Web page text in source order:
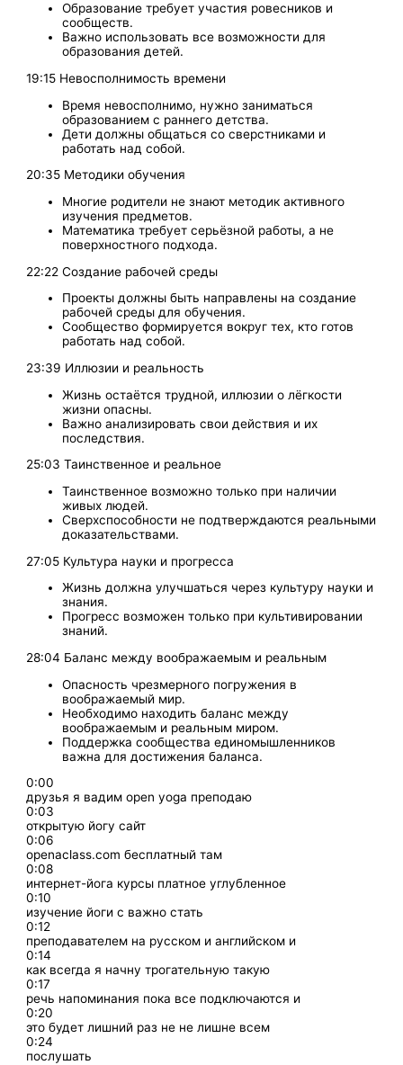
Образование требует участия ровесников и
сообществ.
Важно использовать все возможности для
образования детей.
19:15 Невосполнимость времени
Время невосполнимо, нужно заниматься
образованием с раннего детства.
Дети должны общаться со сверстниками и
работать над собой.
20:35 Методики обучения
Многие родители не знают методик активного
изучения предметов.
Математика требует серьёзной работы, а не
поверхностного подхода.
22:22 Создание рабочей среды
Проекты должны быть направлены на создание
рабочей среды для обучения.
Сообщество формируется вокруг тех, кто готов
работать над собой.
23:39 Иллюзии и реальность
Жизнь остаётся трудной, иллюзии о лёгкости
жизни опасны.
Важно анализировать свои действия и их
последствия.
25:03 Таинственное и реальное
Таинственное возможно только при наличии
живых людей.
Сверхспособности не подтверждаются реальными
доказательствами.
27:05 Культура науки и прогресса
Жизнь должна улучшаться через культуру науки и
знания.
Прогресс возможен только при культивировании
знаний.
28:04 Баланс между воображаемым и реальным
Опасность чрезмерного погружения в
воображаемый мир.
Необходимо находить баланс между
воображаемым и реальным миром.
Поддержка сообщества единомышленников
важна для достижения баланса.
0:00
друзья я вадим open yoga преподаю
0:03
открытую йогу сайт
0:06
openaclass.com бесплатный там
0:08
интернет-йога курсы платное углубленное
0:10
изучение йоги с важно стать
0:12
преподавателем на русском и английском и
0:14
как всегда я начну трогательную такую
0:17
речь напоминания пока все подключаются и
0:20
это будет лишний раз не не лишне всем
0:24
послушать